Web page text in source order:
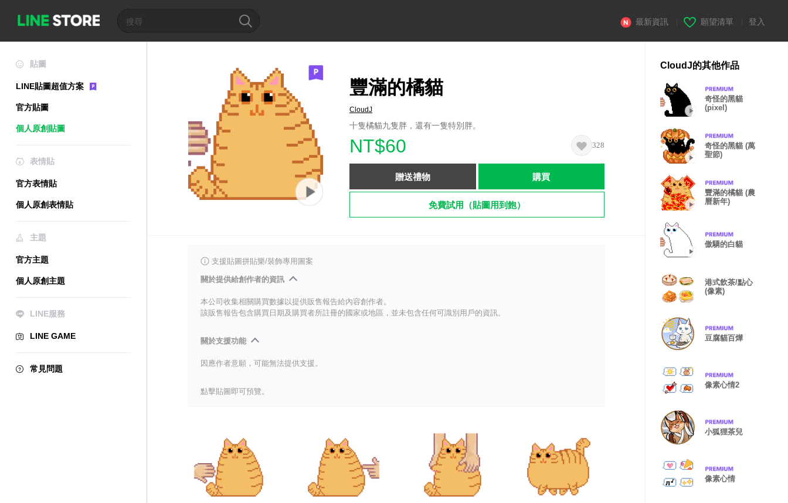
最新資訊 願望清單 登入
貼圖
LINE貼圖超值方案
官方貼圖
個人原創貼圖
表情貼
官方表情貼
個人原創表情貼
主題
官方主題
個人原創主題
LINE服務
LINE GAME
常見問題
豐滿的橘貓
CloudJ
十隻橘貓九隻胖，還有一隻特別胖。
NT$60 328
贈送禮物 購買
免費試用（貼圖用到飽）
支援貼圖拼貼樂/裝飾專用圖案
關於提供給創作者的資訊
本公司收集相關購買數據以提供販售報告給內容創作者。
該販售報告包含購買日期及購買者所註冊的國家或地區，並未包含任何可識別用戶的資訊。
關於支援功能
因應作者意願，可能無法提供支援。
點擊貼圖即可預覽。
CloudJ的其他作品
奇怪的黑貓
(pixel)
奇怪的黑貓 (萬
聖節)
豐滿的橘貓 (農
曆新年)
傲驕的白貓
港式飲茶/點心
(像素)
豆腐貓百燁
像素心情2
小狐狸茶兒
像素心情